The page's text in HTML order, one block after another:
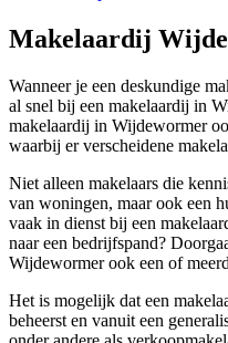
Makelaardij
Wanneer je een deskundige
al snel bij een makelaardij in
makelaardij in Wijdewormer
waarbij er verscheidene
Niet alleen makelaars die
van woningen, maar ook een
vaak in dienst bij een
naar een bedrijfspand?
Wijdewormer ook een of
Het is mogelijk dat een
beheerst en vanuit een